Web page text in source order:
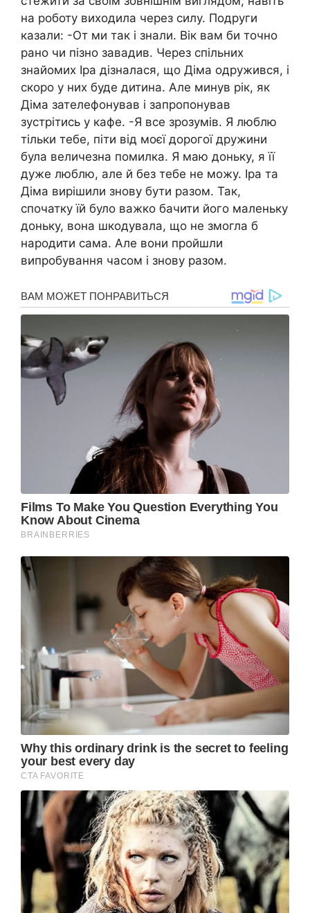
на роботу виходила через силу. Подруги
казали: -От ми так і знали. Вік вам би точно
рано чи пізно завадив. Через спільних
знайомих Іра дізналася, що Діма одружився, і
скоро у них буде дитина. Але минув рік, як
Діма зателефонував і запропонував
зустрітись у кафе. -Я все зрозумів. Я люблю
тільки тебе, піти від моєї дорогої дружини
була величезна помилка. Я маю доньку, я її
дуже люблю, але й без тебе не можу. Іра та
Діма вирішили знову бути разом. Так,
спочатку їй було важко бачити його маленьку
доньку, вона шкодувала, що не змогла б
народити сама. Але вони пройшли
випробування часом і знову разом.